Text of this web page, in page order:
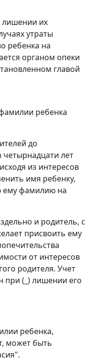
лишении их
утраты
ребенка на
органом опеки
главой
ребенка
до
лет
из интересов
имя ребенку,
ему фамилию на
и родитель, с
присвоить ему
от интересов
родителя. Учет
при (_) лишении его
ребенка,
может быть